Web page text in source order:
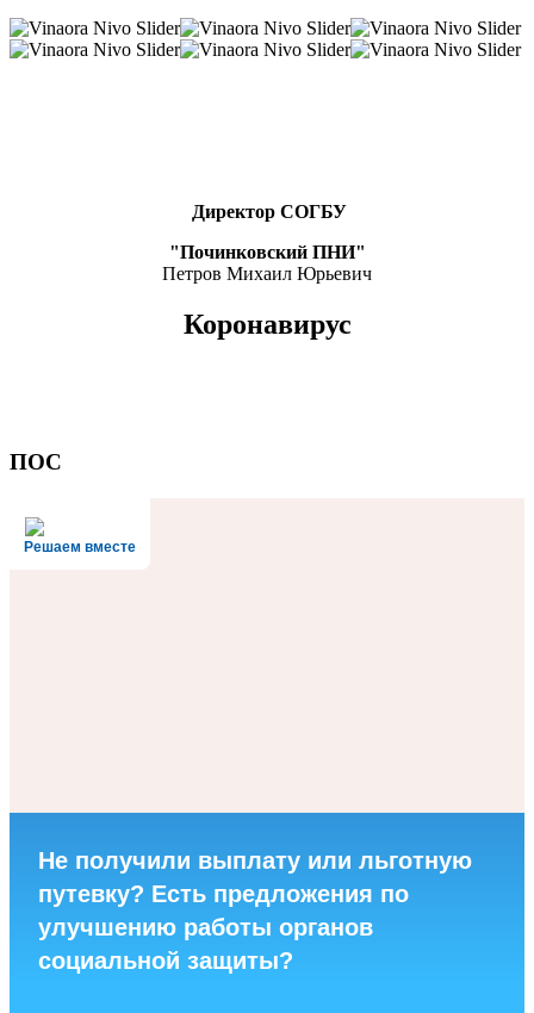
Директор СОГБУ
"Починковский ПНИ"
Петров Михаил Юрьевич
Коронавирус
ПОС
Решаем вместе
Не получили выплату или льготную
путевку? Есть предложения по
улучшению работы органов
социальной защиты?